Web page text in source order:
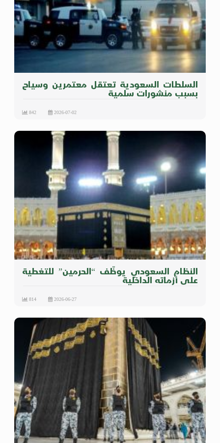
السلطات السعودية تعتقل معتمرين وسياح
بسبب منشورات سلمية
2026-07-02
842
النظام السعودي يوظّف “الحرمين” للتغطية
على أزماته الداخلية
2026-06-27
814